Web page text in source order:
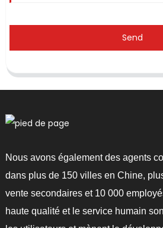
Send
Nous avons également des agents
dans plus de 150 villes en Chine,
vente secondaires et 10 000
haute qualité et le service humain